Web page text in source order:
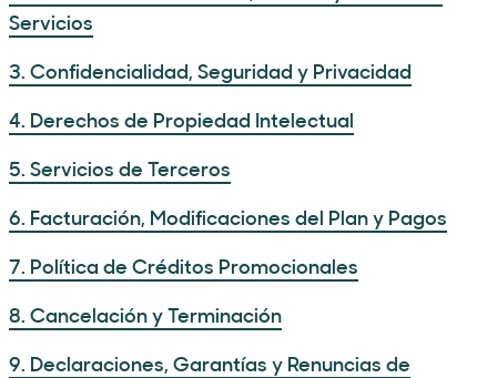
Servicios
3. Confidencialidad, Seguridad y Privacidad
4. Derechos de Propiedad Intelectual
5. Servicios de Terceros
6. Facturación, Modificaciones del Plan y Pagos
7. Política de Créditos Promocionales
8. Cancelación y Terminación
9. Declaraciones, Garantías y Renuncias de